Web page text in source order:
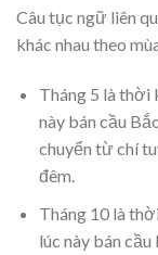
Câu tục ngữ liên
khác nhau theo
Tháng 5 là thời
này bán cầu
chuyển từ chí
đêm.
Tháng 10 là
lúc này bán